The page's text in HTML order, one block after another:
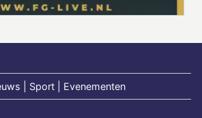
| Sport | Evenementen